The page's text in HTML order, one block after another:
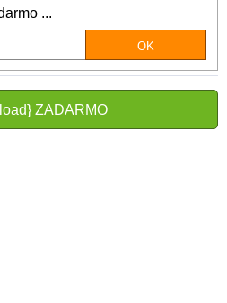
...
ZADARMO